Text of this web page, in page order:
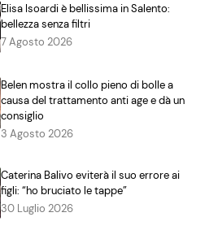
Elisa Isoardi è bellissima in Salento:
bellezza senza filtri
7 Agosto 2026
Belen mostra il collo pieno di bolle a
causa del trattamento anti age e dà un
consiglio
3 Agosto 2026
Caterina Balivo eviterà il suo errore ai
figli: “ho bruciato le tappe”
30 Luglio 2026